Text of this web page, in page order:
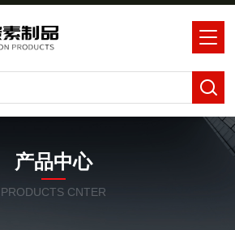
产品中心
PRODUCTS CNTER